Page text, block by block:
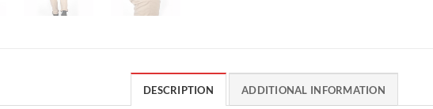
DESCRIPTION ADDITIONAL INFORMATION